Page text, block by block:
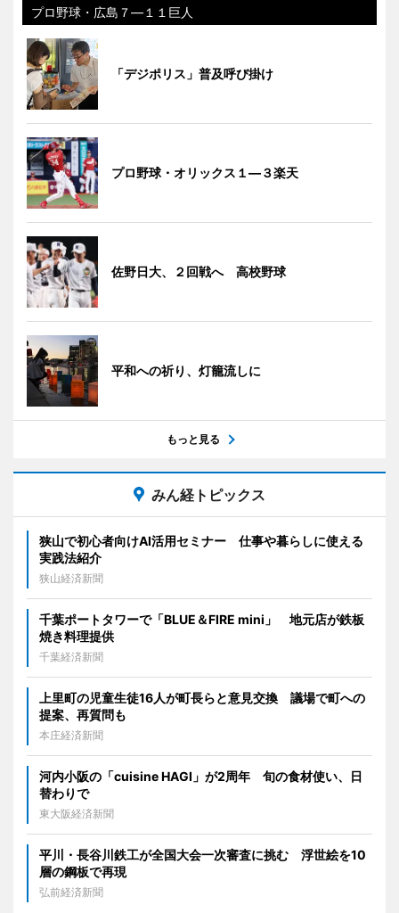
プロ野球・広島７―１１巨人
「デジポリス」普及呼び掛け
プロ野球・オリックス１―３楽天
佐野日大、２回戦へ 高校野球
平和への祈り、灯籠流しに
もっと見る
みん経トピックス
狭山で初心者向けAI活用セミナー 仕事や暮らしに使える
実践法紹介
狭山経済新聞
千葉ポートタワーで「BLUE＆FIRE mini」 地元店が鉄板
焼き料理提供
千葉経済新聞
上里町の児童生徒16人が町長らと意見交換 議場で町への
提案、再質問も
本庄経済新聞
河内小阪の「cuisine HAGI」が2周年 旬の食材使い、日
替わりで
東大阪経済新聞
平川・長谷川鉄工が全国大会一次審査に挑む 浮世絵を10
層の鋼板で再現
弘前経済新聞